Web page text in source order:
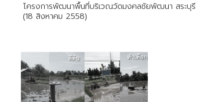
โครงการพัฒนาพื้นที่บริเวณวัดมงคลชัยพัฒนา สระบุรี
(18 สิงหาคม 2558)